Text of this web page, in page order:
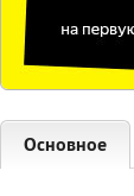
Основное